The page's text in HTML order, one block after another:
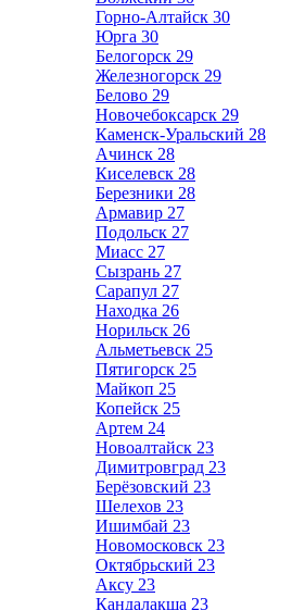
Горно-Алтайск 30
Юрга 30
Белогорск 29
Железногорск 29
Белово 29
Новочебоксарск 29
Каменск-Уральский 28
Ачинск 28
Киселевск 28
Березники 28
Армавир 27
Подольск 27
Миасс 27
Сызрань 27
Сарапул 27
Находка 26
Норильск 26
Альметьевск 25
Пятигорск 25
Майкоп 25
Копейск 25
Артем 24
Новоалтайск 23
Димитровград 23
Берёзовский 23
Шелехов 23
Ишимбай 23
Новомосковск 23
Октябрьский 23
Аксу 23
Кандалакша 23